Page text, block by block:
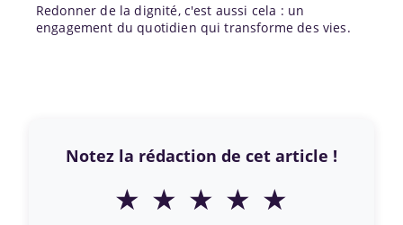
Redonner de la dignité, c'est aussi cela : un
engagement du quotidien qui transforme des vies.
Notez la rédaction de cet article !
★ ★ ★ ★ ★